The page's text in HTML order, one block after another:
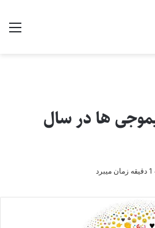
ها در سال